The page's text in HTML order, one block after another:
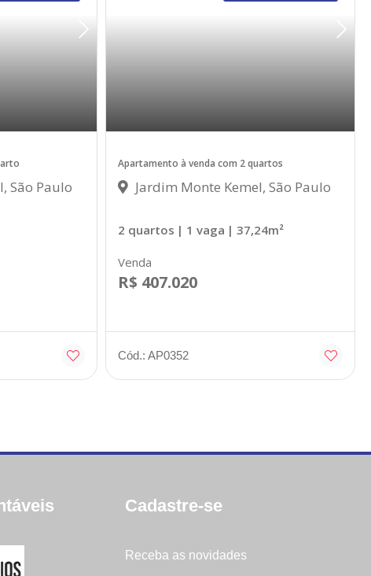
São Paulo
Apartamento à venda com 2 quartos
Jardim Monte Kemel, São Paulo
2 quartos | 1 vaga | 37,24m²
Venda
R$ 407.020
Cód.: AP0352
Cadastre-se
Receba as novidades